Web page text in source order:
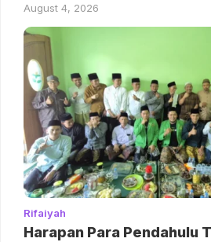
August 4, 2026
Rifaiyah
Harapan Para Pendahulu